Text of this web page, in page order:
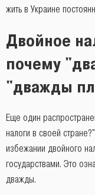
жить в Украине
Двойное
почему
"дважды
Еще один
налоги в своей
избежании двойного
государствами. Это
дважды.